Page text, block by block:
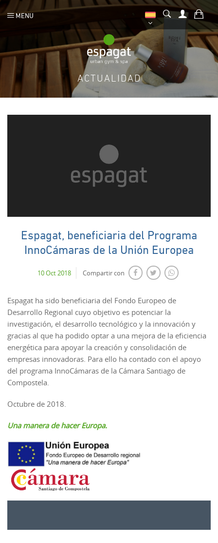
MENU
ACTUALIDAD
Espagat, beneficiaria del Programa
InnoCámaras de la Unión Europea
10 Oct 2018 Compartir con
Espagat ha sido beneficiaria del Fondo Europeo de
Desarrollo Regional cuyo objetivo es potenciar la
investigación, el desarrollo tecnológico y la innovación y
gracias al que ha podido optar a una mejora de la eficiencia
energética para apoyar la creación y consolidación de
empresas innovadoras. Para ello ha contado con el apoyo
del programa InnoCámaras de la Cámara Santiago de
Compostela.
Octubre de 2018.
Una manera de hacer Europa.